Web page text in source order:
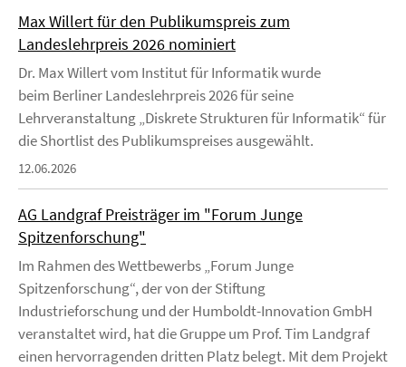
Max Willert für den Publikumspreis zum
Landeslehrpreis 2026 nominiert
Dr. Max Willert vom Institut für Informatik wurde
beim Berliner Landeslehrpreis 2026 für seine
Lehrveranstaltung „Diskrete Strukturen für Informatik“ für
die Shortlist des Publikumspreises ausgewählt.
12.06.2026
AG Landgraf Preisträger im "Forum Junge
Spitzenforschung"
Im Rahmen des Wettbewerbs „Forum Junge
Spitzenforschung“, der von der Stiftung
Industrieforschung und der Humboldt-Innovation GmbH
veranstaltet wird, hat die Gruppe um Prof. Tim Landgraf
einen hervorragenden dritten Platz belegt. Mit dem Projekt